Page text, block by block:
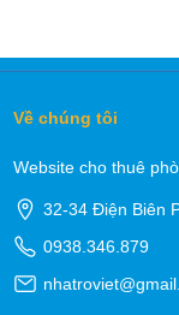
Về chúng tôi
Website cho thuê
32-34 Điện Biên
0938.346.879